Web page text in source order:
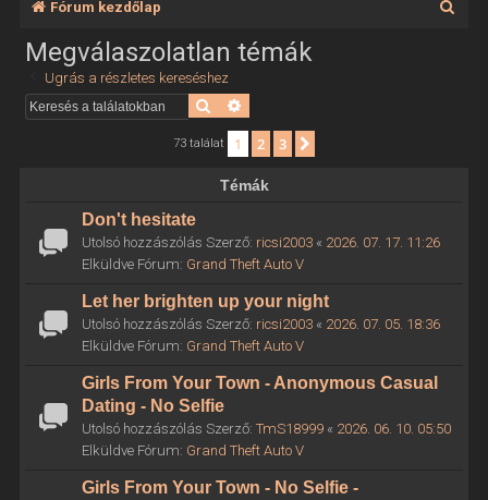
Fórum kezdőlap
Megválaszolatlan témák
Ugrás a részletes kereséshez
Keresés
73 találat 1 2 3
Témák
Don't hesitate
Utolsó hozzászólás Szerző: ricsi2003« 2026. 07. 17. 11:26
Elküldve Fórum: Grand Theft Auto V
Let her brighten up your night
Utolsó hozzászólás Szerző: ricsi2003« 2026. 07. 05. 18:36
Elküldve Fórum: Grand Theft Auto V
Girls From Your Town - Anonymous Casual
Dating - No Selfie
Utolsó hozzászólás Szerző: TmS18999« 2026. 06. 10. 05:50
Elküldve Fórum: Grand Theft Auto V
Girls From Your Town - No Selfie -